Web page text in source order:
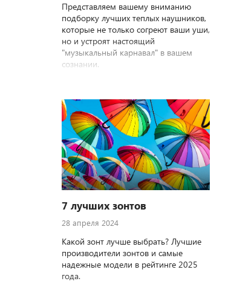
Представляем вашему вниманию
подборку лучших теплых наушников,
которые не только согреют ваши уши,
но и устроят настоящий
"музыкальный карнавал" в вашем
сознании.
7 лучших зонтов
28 апреля 2024
Какой зонт лучше выбрать? Лучшие
производители зонтов и самые
надежные модели в рейтинге 2025
года.